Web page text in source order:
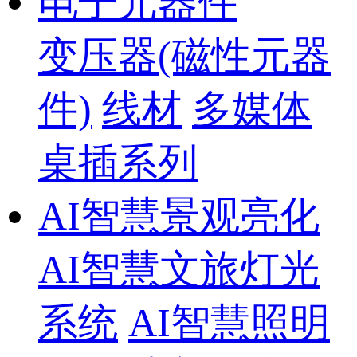
变压器(磁性元器
件) 线材 多媒体
桌插系列
AI智慧景观亮化
AI智慧文旅灯光
系统 AI智慧照明